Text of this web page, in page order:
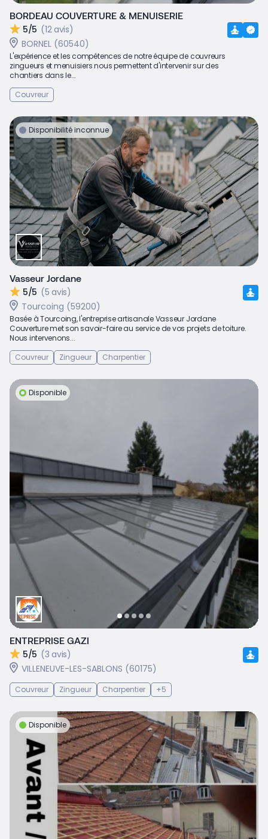
BORDEAU COUVERTURE & MENUISERIE
5/5 (12 avis)
BORNEL (60540)
L'expérience et les compétences de notre équipe de couvreurs
zingueurs et menuisiers nous permettent d'intervenir sur des
chantiers dans le...
Couvreur
Disponibilité inconnue
Vasseur Jordane
5/5 (5 avis)
Tourcoing (59200)
Basée à Tourcoing, l'entreprise artisanale Vasseur Jordane
Couverture met son savoir-faire au service de vos projets de toiture.
Nous intervenons...
Couvreur
Zingueur Charpentier
Disponible
ENTREPRISE GAZI
5/5 (3 avis)
VILLENEUVE-LES-SABLONS (60175)
Couvreur Zingueur Charpentier +5
Disponible